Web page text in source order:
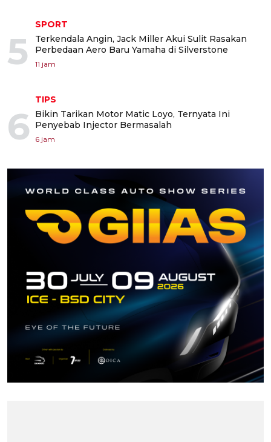
5
SPORT
Terkendala Angin, Jack Miller Akui Sulit Rasakan
Perbedaan Aero Baru Yamaha di Silverstone
11 jam
6
TIPS
Bikin Tarikan Motor Matic Loyo, Ternyata Ini
Penyebab Injector Bermasalah
6 jam